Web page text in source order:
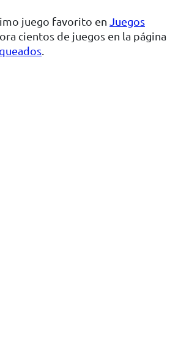
juego favorito en Juegos
cientos de juegos en la página